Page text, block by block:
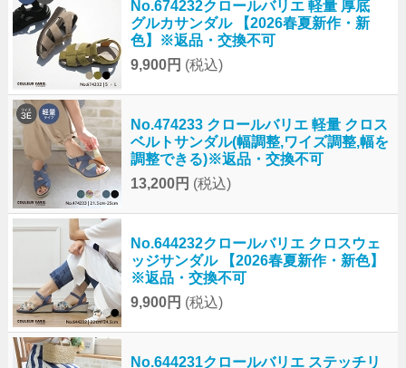
No.674232クロールバリエ 軽量 厚底
グルカサンダル 【2026春夏新作・新
色】※返品・交換不可
9,900円 (税込)
No.474233 クロールバリエ 軽量 クロス
ベルトサンダル(幅調整,ワイズ調整,幅を
調整できる)※返品・交換不可
13,200円 (税込)
No.644232クロールバリエ クロスウェ
ッジサンダル 【2026春夏新作・新色】
※返品・交換不可
9,900円 (税込)
No.644231クロールバリエ ステッチリ